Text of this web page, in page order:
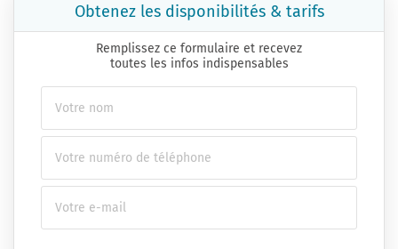
Obtenez les disponibilités & tarifs
Remplissez ce formulaire et recevez
toutes les infos indispensables